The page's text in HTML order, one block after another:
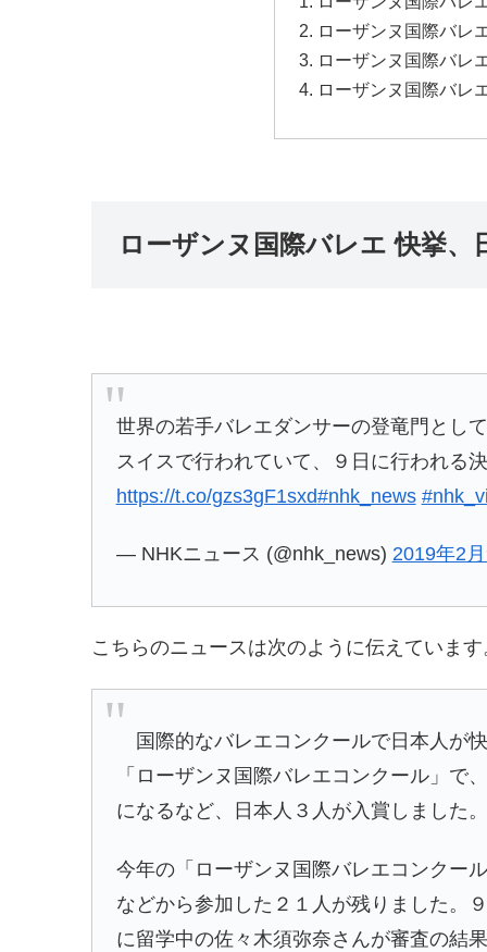
ローザンヌ国際バレ
ローザンヌ国際バレ
ローザンヌ国際バレ
ローザンヌ国際バレエ 快挙
世界の若手バレエダンサーの登竜門とし
スイスで行われていて、９日に行われる
https://t.co/gzs3gF1sxd#nhk_news
— NHKニュース (@nhk_news) 2019年2
こちらのニュースは次のように伝えています
国際的なバレエコンクールで日本人が
「 ローザンヌ国際バレエコンクール」で
になるなど、日本人３人が入賞しました。
今年の「ローザンヌ国際バレエコンクー
などから参加した２１人が残りました。
に留学中の佐々木須弥奈さんが審査の結